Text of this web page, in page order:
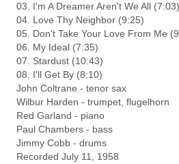
03. I'm A Dreamer Aren't We All (7:03)
04. Love Thy Neighbor (9:25)
05. Don't Take Your Love From Me
06. My Ideal (7:35)
07. Stardust (10:43)
08. I'll Get By (8:10)
John Coltrane - tenor sax
Wilbur Harden - trumpet, flugelhorn
Red Garland - piano
Paul Chambers - bass
Jimmy Cobb - drums
Recorded July 11, 1958